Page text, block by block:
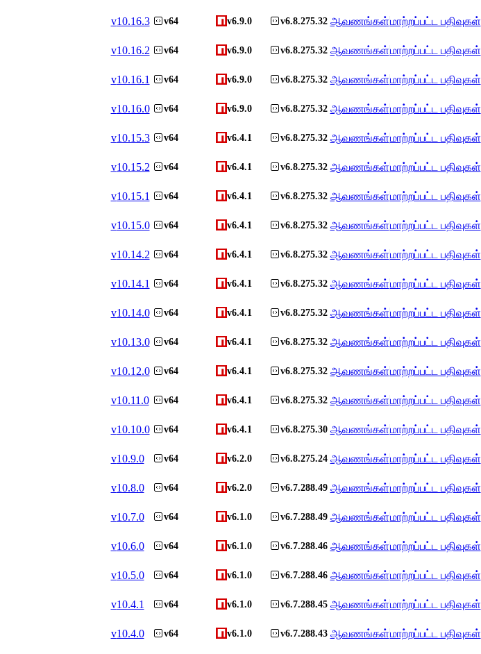
v10.16.3 v64 v6.9.0 v6.8.275.32 ஆவணங்கள்மாற்றப்பட்ட பதிவுகள்
v10.16.2 v64 v6.9.0 v6.8.275.32 ஆவணங்கள்மாற்றப்பட்ட பதிவுகள்
v10.16.1 v64 v6.9.0 v6.8.275.32 ஆவணங்கள்மாற்றப்பட்ட பதிவுகள்
v10.16.0 v64 v6.9.0 v6.8.275.32 ஆவணங்கள்மாற்றப்பட்ட பதிவுகள்
v10.15.3 v64 v6.4.1 v6.8.275.32 ஆவணங்கள்மாற்றப்பட்ட பதிவுகள்
v10.15.2 v64 v6.4.1 v6.8.275.32 ஆவணங்கள்மாற்றப்பட்ட பதிவுகள்
v10.15.1 v64 v6.4.1 v6.8.275.32 ஆவணங்கள்மாற்றப்பட்ட பதிவுகள்
v10.15.0 v64 v6.4.1 v6.8.275.32 ஆவணங்கள்மாற்றப்பட்ட பதிவுகள்
v10.14.2 v64 v6.4.1 v6.8.275.32 ஆவணங்கள்மாற்றப்பட்ட பதிவுகள்
v10.14.1 v64 v6.4.1 v6.8.275.32 ஆவணங்கள்மாற்றப்பட்ட பதிவுகள்
v10.14.0 v64 v6.4.1 v6.8.275.32 ஆவணங்கள்மாற்றப்பட்ட பதிவுகள்
v10.13.0 v64 v6.4.1 v6.8.275.32 ஆவணங்கள்மாற்றப்பட்ட பதிவுகள்
v10.12.0 v64 v6.4.1 v6.8.275.32 ஆவணங்கள்மாற்றப்பட்ட பதிவுகள்
v10.11.0 v64 v6.4.1 v6.8.275.32 ஆவணங்கள்மாற்றப்பட்ட பதிவுகள்
v10.10.0 v64 v6.4.1 v6.8.275.30 ஆவணங்கள்மாற்றப்பட்ட பதிவுகள்
v10.9.0 v64 v6.2.0 v6.8.275.24 ஆவணங்கள்மாற்றப்பட்ட பதிவுகள்
v10.8.0 v64 v6.2.0 v6.7.288.49 ஆவணங்கள்மாற்றப்பட்ட பதிவுகள்
v10.7.0 v64 v6.1.0 v6.7.288.49 ஆவணங்கள்மாற்றப்பட்ட பதிவுகள்
v10.6.0 v64 v6.1.0 v6.7.288.46 ஆவணங்கள்மாற்றப்பட்ட பதிவுகள்
v10.5.0 v64 v6.1.0 v6.7.288.46 ஆவணங்கள்மாற்றப்பட்ட பதிவுகள்
v10.4.1 v64 v6.1.0 v6.7.288.45 ஆவணங்கள்மாற்றப்பட்ட பதிவுகள்
v10.4.0 v64 v6.1.0 v6.7.288.43 ஆவணங்கள்மாற்றப்பட்ட பதிவுகள்